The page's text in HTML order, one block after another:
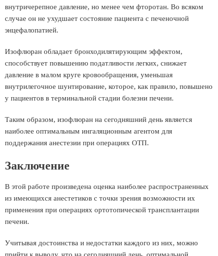
внутричерепное давление, но менее чем фторотан. Во всяком
случае он не ухудшает состояние пациента с печеночной
энцефалопатией.
Изофлюран обладает бронходилятирующим эффектом,
способствует повышению податливости легких, снижает
давление в малом круге кровообращения, уменьшая
внутрилегочное шунтирование, которое, как правило, повышено
у пациентов в терминальной стадии болезни печени.
Таким образом, изофлюран на сегодняшний день является
наиболее оптимальным ингаляционным агентом для
поддержания анестезии при операциях ОТП.
Заключение
В этой работе произведена оценка наиболее распространенных
из имеющихся анестетиков с точки зрения возможности их
применения при операциях ортотопической трансплантации
печени.
Учитывая достоинства и недостатки каждого из них, можно